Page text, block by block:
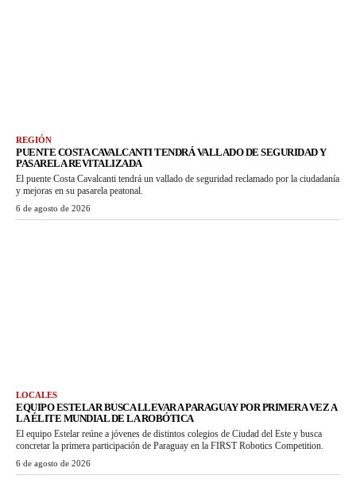
REGIÓN
PUENTE COSTA CAVALCANTI TENDRÁ VALLADO DE SEGURIDAD Y
PASARELA REVITALIZADA
El puente Costa Cavalcanti tendrá un vallado de seguridad reclamado por la ciudadanía
y mejoras en su pasarela peatonal.
6 de agosto de 2026
LOCALES
EQUIPO ESTELAR BUSCA LLEVAR A PARAGUAY POR PRIMERA VEZ A
LA ÉLITE MUNDIAL DE LA ROBÓTICA
El equipo Estelar reúne a jóvenes de distintos colegios de Ciudad del Este y busca
concretar la primera participación de Paraguay en la FIRST Robotics Competition.
6 de agosto de 2026